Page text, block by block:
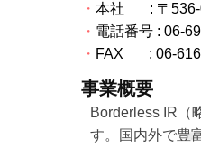
・ 本社 : 〒536-
・ 電話番号 : 06-
・ FAX : 06-
事業概要
Borderless IR（
す。国内外で豊